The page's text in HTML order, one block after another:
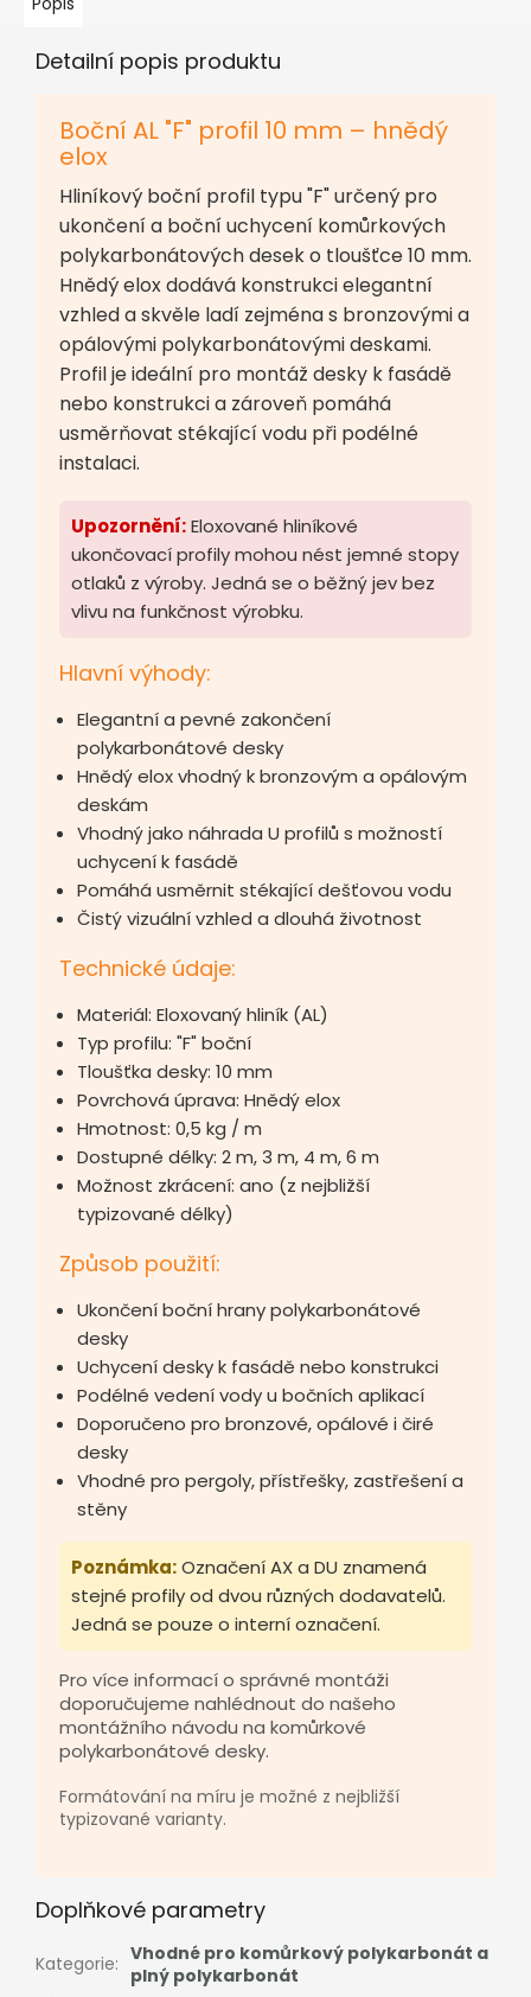
Detailní popis produktu
Boční AL "F" profil 10 mm – hnědý
elox
Hliníkový boční profil typu "F" určený pro
ukončení a boční uchycení komůrkových
polykarbonátových desek o tloušťce 10 mm.
Hnědý elox dodává konstrukci elegantní
vzhled a skvěle ladí zejména s bronzovými a
opálovými polykarbonátovými deskami.
Profil je ideální pro montáž desky k fasádě
nebo konstrukci a zároveň pomáhá
usměrňovat stékající vodu při podélné
instalaci.
Upozornění:Eloxované hliníkové
ukončovací profily mohou nést jemné stopy
otlaků z výroby. Jedná se o běžný jev bez
vlivu na funkčnost výrobku.
Hlavní výhody:
Elegantní a pevné zakončení
polykarbonátové desky
Hnědý elox vhodný k bronzovým a opálovým
deskám
Vhodný jako náhrada U profilů s možností
uchycení k fasádě
Pomáhá usměrnit stékající dešťovou vodu
Čistý vizuální vzhled a dlouhá životnost
Technické údaje:
Materiál: Eloxovaný hliník (AL)
Typ profilu: "F" boční
Tloušťka desky: 10 mm
Povrchová úprava: Hnědý elox
Hmotnost: 0,5 kg / m
Dostupné délky: 2 m, 3 m, 4 m, 6 m
Možnost zkrácení: ano (z nejbližší
typizované délky)
Způsob použití:
Ukončení boční hrany polykarbonátové
desky
Uchycení desky k fasádě nebo konstrukci
Podélné vedení vody u bočních aplikací
Doporučeno pro bronzové, opálové i čiré
desky
Vhodné pro pergoly, přístřešky, zastřešení a
stěny
Poznámka:Označení AX a DU znamená
stejné profily od dvou různých dodavatelů.
Jedná se pouze o interní označení.
Pro více informací o správné montáži
doporučujeme nahlédnout do našeho
montážního návodu na komůrkové
polykarbonátové desky.
Formátování na míru je možné z nejbližší
typizované varianty.
Doplňkové parametry
Kategorie: Vhodné pro komůrkový polykarbonát a
plný polykarbonát